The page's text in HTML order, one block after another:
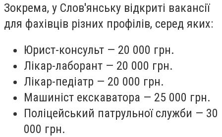
Зокрема, у Слов'янську відкриті вакансії
для фахівців різних профілів, серед яких:
Юрист-консульт — 20 000 грн.
Лікар-лаборант — 20 000 грн.
Лікар-педіатр — 20 000 грн.
Машиніст екскаватора — 25 000 грн.
Поліцейський патрульної служби — 30
000 грн.